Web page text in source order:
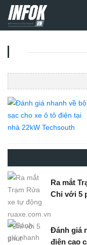
Ra mắt
Chỉ với 5
Đánh giá
điện cao